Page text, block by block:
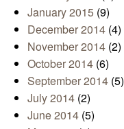
January 2015 (9)
December 2014 (4)
November 2014 (2)
October 2014 (6)
September 2014 (5)
July 2014 (2)
June 2014 (5)